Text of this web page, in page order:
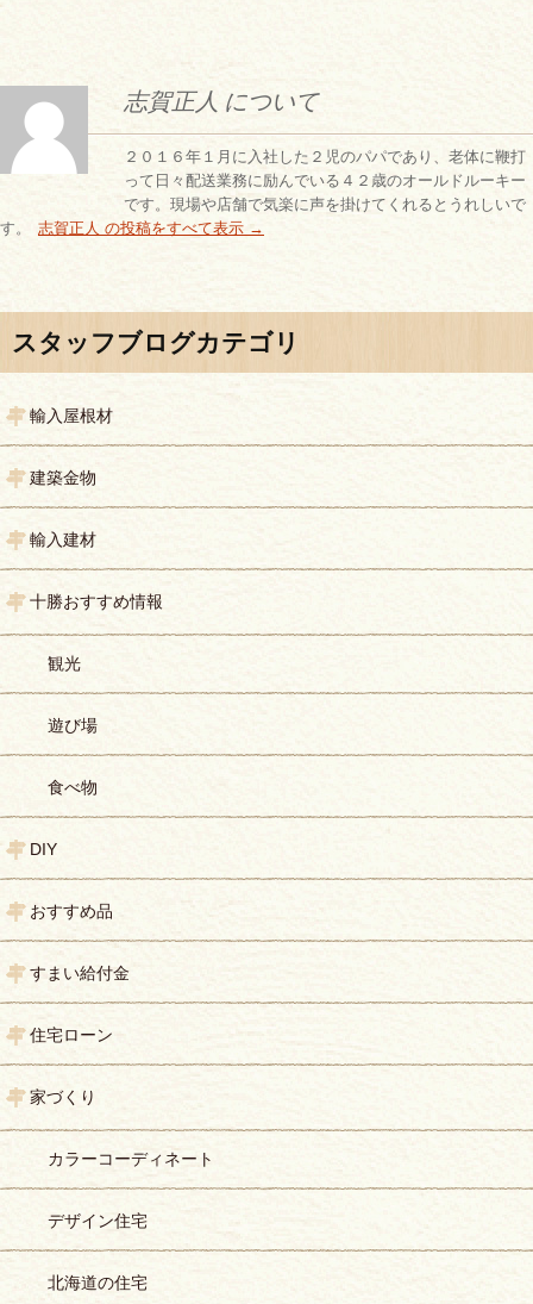
志賀正人 について
２０１６年１月に入社した２児のパパであり、老体に鞭打
って日々配送業務に励んでいる４２歳のオールドルーキー
です。現場や店舗で気楽に声を掛けてくれるとうれしいで
す。
志賀正人 の投稿をすべて表示 →
投稿ナビゲーション
スタッフブログカテゴリ
輸入屋根材
建築金物
輸入建材
十勝おすすめ情報
観光
遊び場
食べ物
DIY
おすすめ品
すまい給付金
住宅ローン
家づくり
カラーコーディネート
デザイン住宅
北海道の住宅